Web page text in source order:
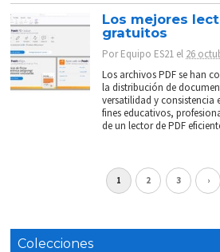
Los mejores
gratuitos
PorEquipo ES21 el 26
Los archivos PDF se han
la distribución de
versatilidad y consistencia
fines educativos,
de un lector de PDF
1 2 3 ›
Colecciones